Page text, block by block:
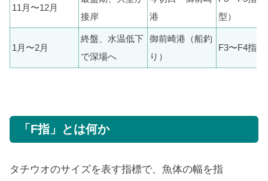
11月〜12月
接岸
港
型）
1月〜2月
終盤、水温低下
で深場へ
御前崎港（船釣
り）
F3〜F4指
「F指」とは何か
タチウオのサイズを表す指標で、魚体の幅を指